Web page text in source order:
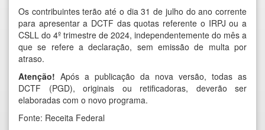
Os contribuintes terão até o dia 31 de julho do ano corrente
para apresentar a DCTF das quotas referente o IRPJ ou a
CSLL do 4º trimestre de 2024, independentemente do mês a
que se refere a declaração, sem emissão de multa por
atraso.
Atenção! Após a publicação da nova versão, todas as
DCTF (PGD), originais ou retificadoras, deverão ser
elaboradas com o novo programa.
Fonte: Receita Federal